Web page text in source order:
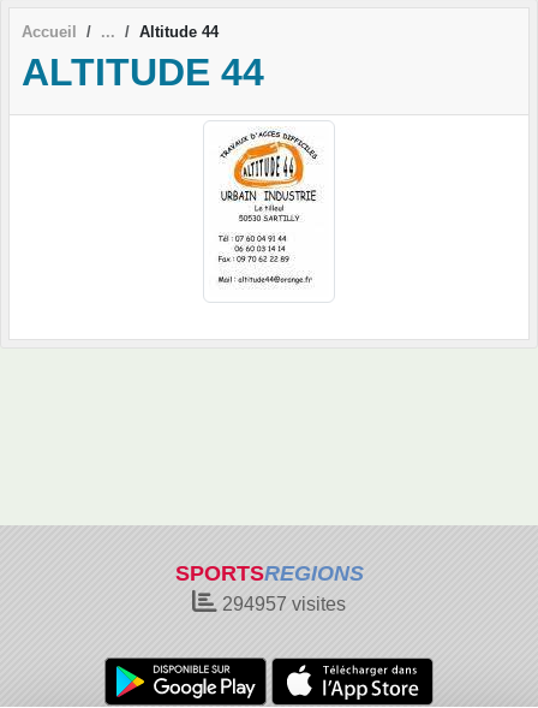
Accueil Altitude 44
ALTITUDE 44
SPORTSREGIONS
294957 visites